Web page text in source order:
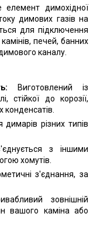
димохідної
димових газів на
для підключення
печей, банних
каналу.
Виготовлений із
стійкої до корозії,
димарів різних типів
з іншими
хомутів.
з'єднання, за
зовнішній
вашого каміна або